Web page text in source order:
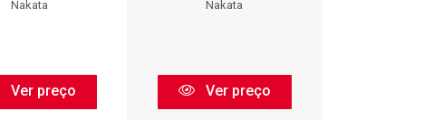
Nakata
Ver preço
Nakata
Ver preço